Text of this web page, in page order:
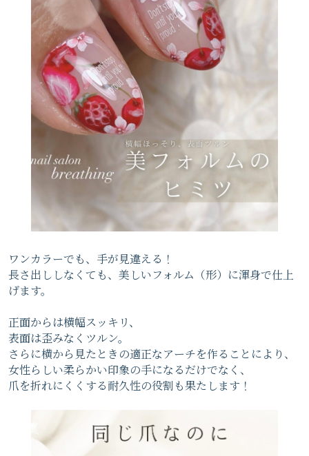
ワンカラーでも、手が見違える！
長さ出ししなくても、美しいフォルム（形）に渾身で仕上
げます。
正面からは横幅スッキリ、
表面は歪みなくツルン。
さらに横から見たときの適正なアーチを作ることにより、
女性らしい柔らかい印象の手になるだけでなく、
爪を折れにくくする耐久性の役割も果たします！